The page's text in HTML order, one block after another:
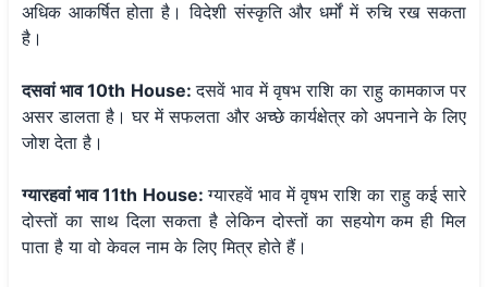
अधिक आकर्षित होता है। विदेशी संस्कृति और धर्मों में रुचि रख सकता
है।
दसवां भाव 10th House:दसवें भाव में वृषभ राशि का राहु कामकाज पर
असर डालता है। घर में सफलता और अच्छे कार्यक्षेत्र को अपनाने के लिए
जोश देता है।
ग्यारहवां भाव 11th House:ग्यारहवें भाव में वृषभ राशि का राहु कई सारे
दोस्तों का साथ दिला सकता है लेकिन दोस्तों का सहयोग कम ही मिल
पाता है या वो केवल नाम के लिए मित्र होते हैं।